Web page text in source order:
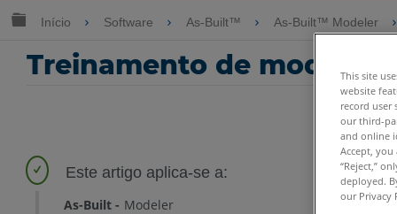
Expandir/recolher hierarquia global
Início Software As-Built™ As-Built™ Modeler
Treinamento de
As-Built Modeler
This site
website
record user
our third-
and online
Accept,
“Reject,”
deployed.
our Privacy